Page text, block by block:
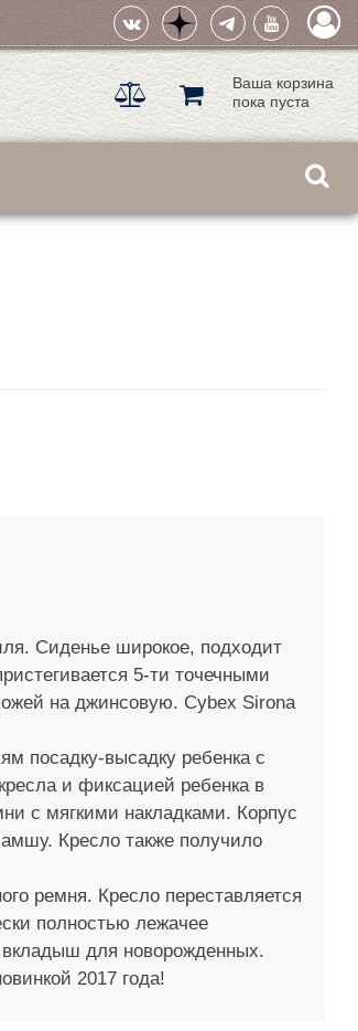
Ваша корзина
пока пуста
Сиденье широкое, подходит
5-ти точечными
на джинсовую. Cybex Sirona
посадку-высадку ребенка с
и фиксацией ребенка в
с мягкими накладками. Корпус
Кресло также получило
ремня. Кресло переставляется
полностью лежачее
для новорожденных.
2017 года!